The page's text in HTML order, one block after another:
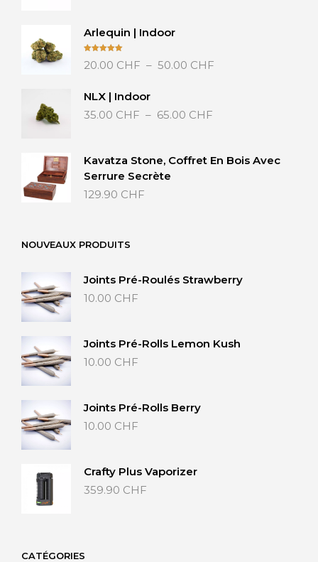
Arlequin | Indoor
sur 5
20.00 CHF – 50.00 CHF
NLX | Indoor
35.00 CHF – 65.00 CHF
35.00 CHF
à
Kavatza Stone, Coffret En Bois Avec
Serrure Secrète
129.90 CHF
NOUVEAUX PRODUITS
Joints Pré-Roulés Strawberry
10.00 CHF
Joints Pré-Rolls Lemon Kush
10.00 CHF
Joints Pré-Rolls Berry
10.00 CHF
Crafty Plus Vaporizer
359.90 CHF
CATÉGORIES